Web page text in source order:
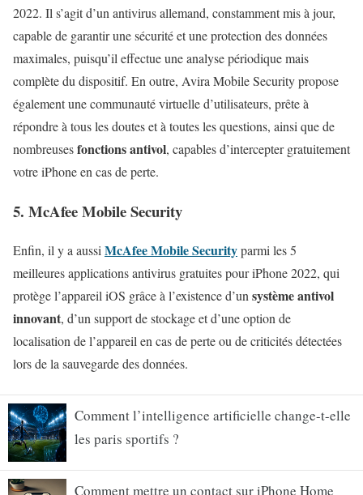
2022. Il s’agit d’un antivirus allemand, constamment mis à jour,
capable de garantir une sécurité et une protection des données
maximales, puisqu’il effectue une analyse périodique mais
complète du dispositif. En outre, Avira Mobile Security propose
également une communauté virtuelle d’utilisateurs, prête à
répondre à tous les doutes et à toutes les questions, ainsi que de
nombreusesfonctions antivol, capables d’intercepter gratuitement
votre iPhone en cas de perte.
5. McAfee Mobile Security
Enfin, il y a aussiMcAfee Mobile Securityparmi les 5
meilleures applications antivirus gratuites pour iPhone 2022, qui
protège l’appareil iOS grâce à l’existence d’unsystème antivol
innovant, d’un support de stockage et d’une option de
localisation de l’appareil en cas de perte ou de criticités détectées
lors de la sauvegarde des données.
Comment l’intelligence artificielle change-t-elle
les paris sportifs ?
Comment mettre un contact sur iPhone Home